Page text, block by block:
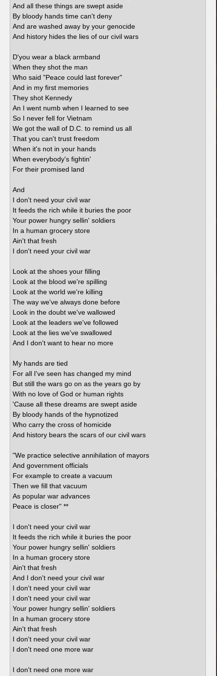
And all these things are swept aside
By bloody hands time can't deny
And are washed away by your genocide
And history hides the lies of our civil wars
D'you wear a black armband
When they shot the man
Who said "Peace could last forever"
And in my first memories
They shot Kennedy
An I went numb when I learned to see
So I never fell for Vietnam
We got the wall of D.C. to remind us all
That you can't trust freedom
When it's not in your hands
When everybody's fightin'
For their promised land
And
I don't need your civil war
It feeds the rich while it buries the poor
Your power hungry sellin' soldiers
In a human grocery store
Ain't that fresh
I don't need your civil war
Look at the shoes your filling
Look at the blood we're spilling
Look at the world we're killing
The way we've always done before
Look in the doubt we've wallowed
Look at the leaders we've followed
Look at the lies we've swallowed
And I don't want to hear no more
My hands are tied
For all I've seen has changed my mind
But still the wars go on as the years go by
With no love of God or human rights
'Cause all these dreams are swept aside
By bloody hands of the hypnotized
Who carry the cross of homicide
And history bears the scars of our civil wars
"We practice selective annihilation of mayors
And government officials
For example to create a vacuum
Then we fill that vacuum
As popular war advances
Peace is closer" **
I don't need your civil war
It feeds the rich while it buries the poor
Your power hungry sellin' soldiers
In a human grocery store
Ain't that fresh
And I don't need your civil war
I don't need your civil war
I don't need your civil war
Your power hungry sellin' soldiers
In a human grocery store
Ain't that fresh
I don't need your civil war
I don't need one more war
I don't need one more war